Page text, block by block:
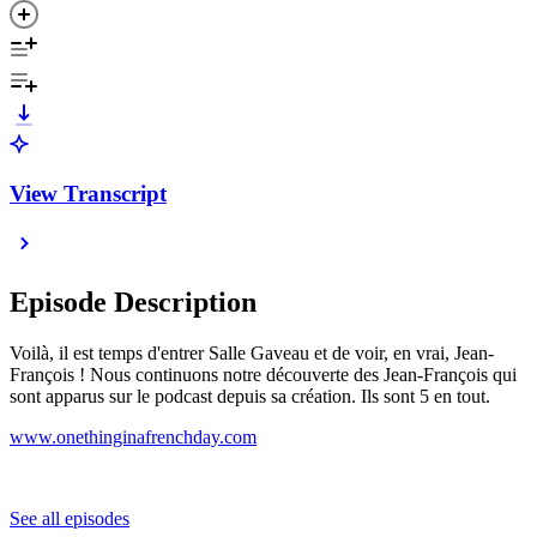
View Transcript
Episode Description
Voilà, il est temps d'entrer Salle Gaveau et de voir, en vrai, Jean-
François ! Nous continuons notre découverte des Jean-François qui
sont apparus sur le podcast depuis sa création. Ils sont 5 en tout.
www.onethinginafrenchday.com
See all episodes